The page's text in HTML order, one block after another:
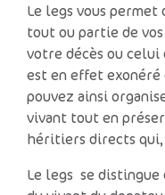
Le legs vous
tout ou partie de
votre décès ou
est en effet
pouvez ainsi
vivant tout en
héri­tiers directs
Le legs se